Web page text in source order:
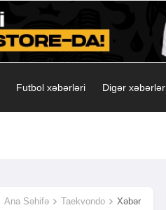
Futbol xəbərləri Digər xəbərlər
Ana Səhifə Taekvondo Xəbər